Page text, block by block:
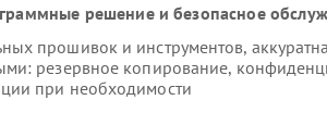
решение и безопасное
прошивок и инструментов,
резервное копирование,
при необходимости